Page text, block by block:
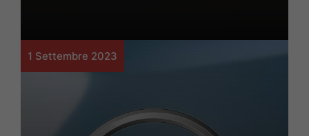
1 Settembre 2023